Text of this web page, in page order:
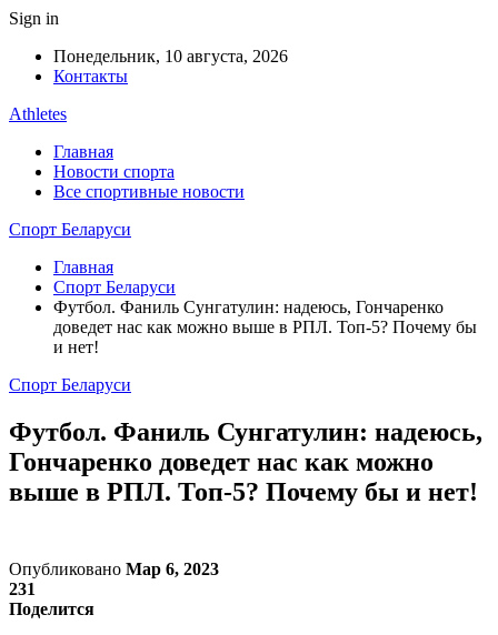
Sign in
Понедельник, 10 августа, 2026
Контакты
Athletes
Главная
Новости спорта
Все спортивные новости
Спорт Беларуси
Главная
Спорт Беларуси
Футбол. Фаниль Сунгатулин: надеюсь, Гончаренко
доведет нас как можно выше в РПЛ. Топ-5? Почему бы
и нет!
Спорт Беларуси
Футбол. Фаниль Сунгатулин: надеюсь,
Гончаренко доведет нас как можно
выше в РПЛ. Топ-5? Почему бы и нет!
Опубликовано Мар 6, 2023
231
Поделится